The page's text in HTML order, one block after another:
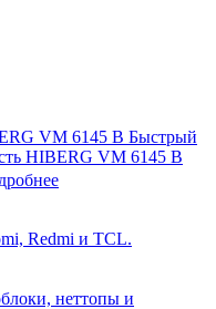
Быстрый
HIBERG VM 6145 B
Redmi и TCL.
неттопы и